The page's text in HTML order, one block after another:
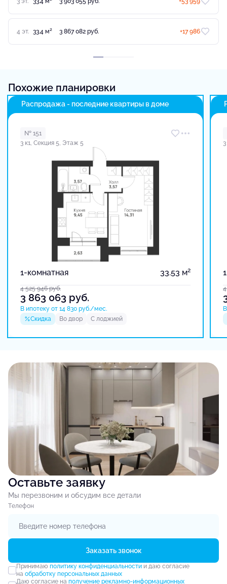
4 эт. 33.4 м2 3 867 082 руб. +17 986
Похожие планировки
Распродажа - последние квартиры в доме
№ 151
3 к1, Секция 5, Этаж 5
1-комнатная 33.53 м2
4 525 946руб.
3 863 063 руб.
В ипотеку от 14 830 руб./мес.
Скидка
Во двор С лоджией
Оставьте заявку
Мы перезвоним и обсудим все детали
Tелефон
Заказать звонок
Принимаю политику конфиденциальностии даю согласие
на обработку персональных данных
Даю согласие на получение рекламно-информационных